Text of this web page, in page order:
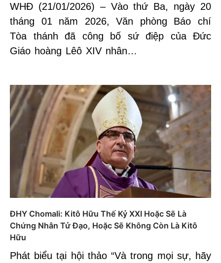
WHĐ (21/01/2026) – Vào thứ Ba, ngày 20
tháng 01 năm 2026, Văn phòng Báo chí
Tòa thánh đã công bố sứ điệp của Đức
Giáo hoàng Lêô XIV nhân…
ĐHY Chomali: Kitô Hữu Thế Kỷ XXI Hoặc Sẽ Là
Chứng Nhân Tử Đạo, Hoặc Sẽ Không Còn Là Kitô
Hữu
Phát biểu tại hội thảo “Và trong mọi sự, hãy